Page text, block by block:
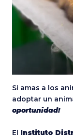
Si amas a los
adoptar un
oportunidad!
El Instituto